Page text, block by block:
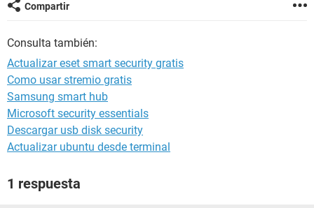
Compartir
Consulta también:
Actualizar eset smart security gratis
Como usar stremio gratis
Samsung smart hub
Microsoft security essentials
Descargar usb disk security
Actualizar ubuntu desde terminal
1 respuesta